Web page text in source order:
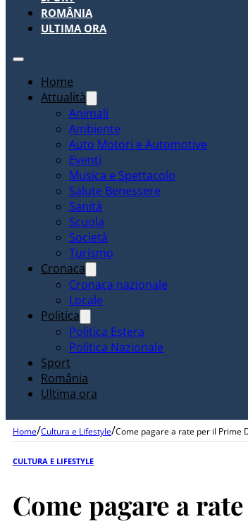
ROMÂNIA
ULTIMA ORA
Home
Attualità
Animali
Ambiente
Auto Motori e Automotive
Eventi
Musica e Spettacolo
Salute Benessere
Sanità
Scuola
Società
Turismo
Cronaca
Cronaca nazionale
Locale
Politica
Politica Estera
Politica Nazionale
Sport
România
Ultima ora
Home/Cultura e Lifestyle/Come pagare a rate per il Prime
CULTURA E LIFESTYLE
Come pagare a